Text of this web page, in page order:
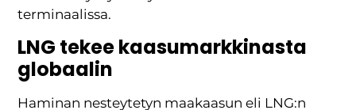
terminaalissa.
LNG tekee kaasumarkkinasta
globaalin
Haminan nesteytetyn maakaasun eli LNG:n